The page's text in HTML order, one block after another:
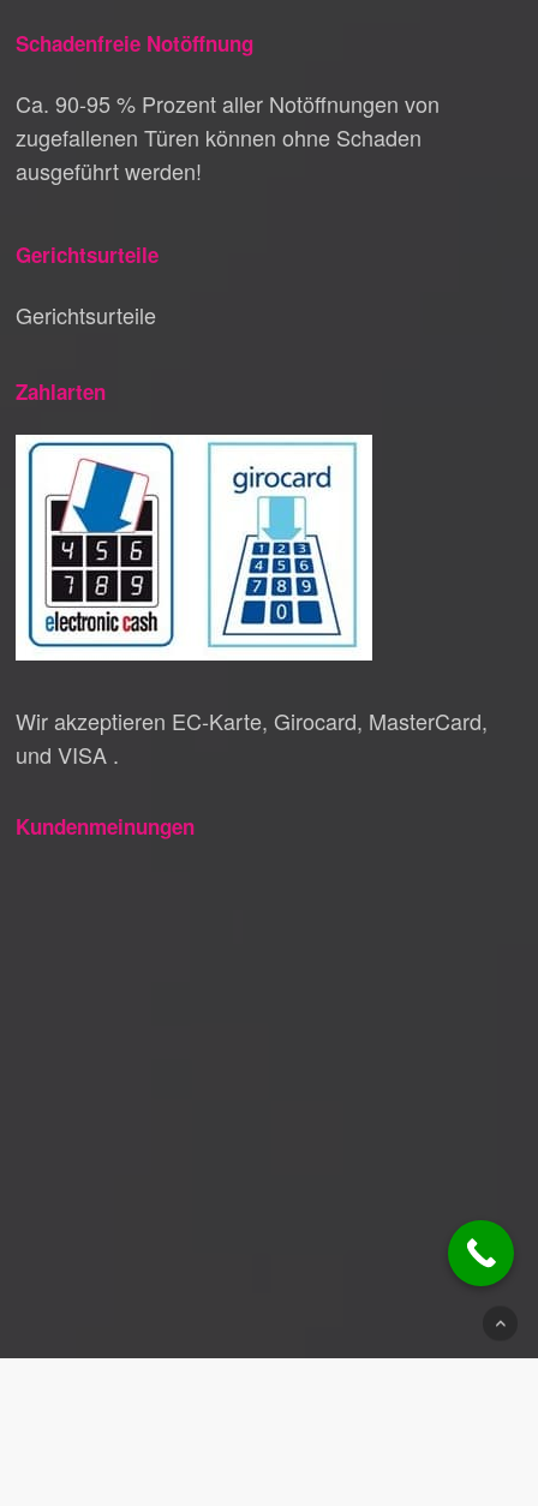
Schadenfreie Notöffnung
Ca. 90-95 % Prozent aller Notöffnungen von
zugefallenen Türen können ohne Schaden
ausgeführt werden!
Gerichtsurteile
Gerichtsurteile
Zahlarten
Wir akzeptieren EC-Karte, Girocard, MasterCard,
und VISA .
Kundenmeinungen